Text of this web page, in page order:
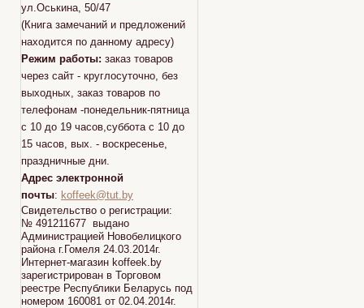
ул.Оськина, 50/47
(Книга замечаний и предложений
находится по данному адресу)
Режим работы: заказ товаров
через сайт - круглосуточно, без
выходных, заказ товаров по
телефонам -понедельник-пятница
с 10 до 19 часов,суббота с 10 до
15 часов, вых. - воскресенье,
праздничные дни.
Адрес электронной
почты: koffeek@tut.by
Свидетельство о регистрации:
№ 491211677 выдано
Администрацией Новобелицкого
района г.Гомеля 24.03.2014г.
Интернет-магазин koffeek.by
зарегистрирован в Торговом
реестре Республики Беларусь под
номером 160081 от 02.04.2014г.